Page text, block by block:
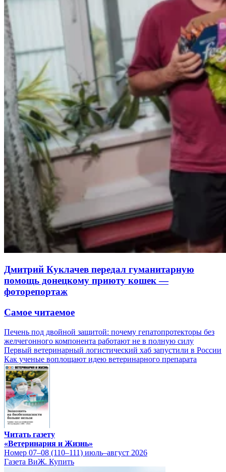
Дмитрий Куклачев передал гуманитарную
помощь донецкому приюту кошек —
фоторепортаж
Самое читаемое
Печень под двойной защитой: почему гепатопротекторы без
желчегонного компонента работают не в полную силу
Первый ветеринарный логистический хаб запустили в России
Как ученые воплощают идею ветеринарного препарата
Читать газету
«Ветеринария и Жизнь»
Номер 07–08 (110–111) июль–август 2026
Газета ВиЖ. Купить